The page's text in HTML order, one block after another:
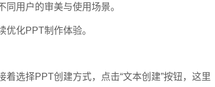
用户的审美与使用场景。
化PPT制作体验。
选择PPT创建方式，点击“文本创建”按钮，这里